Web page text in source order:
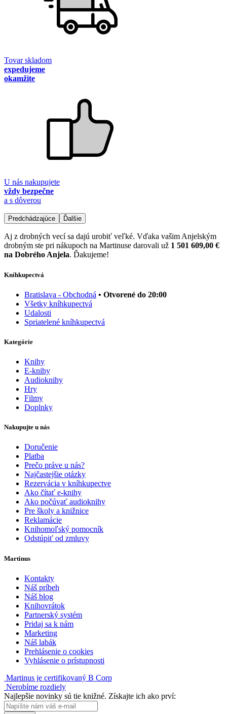
Tovar skladom
expedujeme
okamžite
U nás nakupujete
vždy bezpečne
a s dôverou
Predchádzajúce Ďalšie
Aj z drobných vecí sa dajú urobiť veľké. Vďaka vašim Anjelským
drobným ste pri nákupoch na Martinuse darovali už 1 501 609,00 €
na Dobrého Anjela. Ďakujeme!
Kníhkupectvá
Bratislava - Obchodná • Otvorené do 20:00
Všetky kníhkupectvá
Udalosti
Spriatelené kníhkupectvá
Kategórie
Knihy
E-knihy
Audioknihy
Hry
Filmy
Doplnky
Nakupujte u nás
Doručenie
Platba
Prečo práve u nás?
Najčastejšie otázky
Rezervácia v kníhkupectve
Ako čítať e-knihy
Ako počúvať audioknihy
Pre školy a knižnice
Reklamácie
Knihomoľský pomocník
Odstúpiť od zmluvy
Martinus
Kontakty
Náš príbeh
Náš blog
Knihovrátok
Partnerský systém
Pridaj sa k nám
Marketing
Náš labák
Prehlásenie o cookies
Vyhlásenie o prístupnosti
Martinus je certifikovaný B Corp
Nerobíme rozdiely
Najlepšie novinky sú tie knižné. Získajte ich ako prví: